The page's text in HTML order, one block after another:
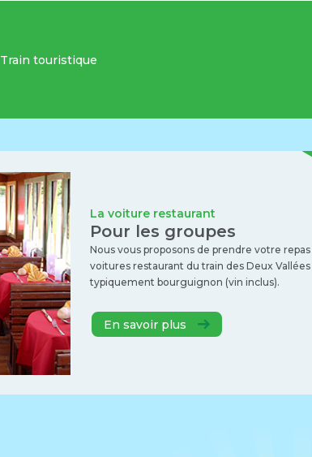
Train touristique
La voiture restaurant
Pour les groupes
Nous vous proposons de prendre votre
voitures restaurant du train des Deux
typiquement bourguignon (vin inclus).
En savoir plus